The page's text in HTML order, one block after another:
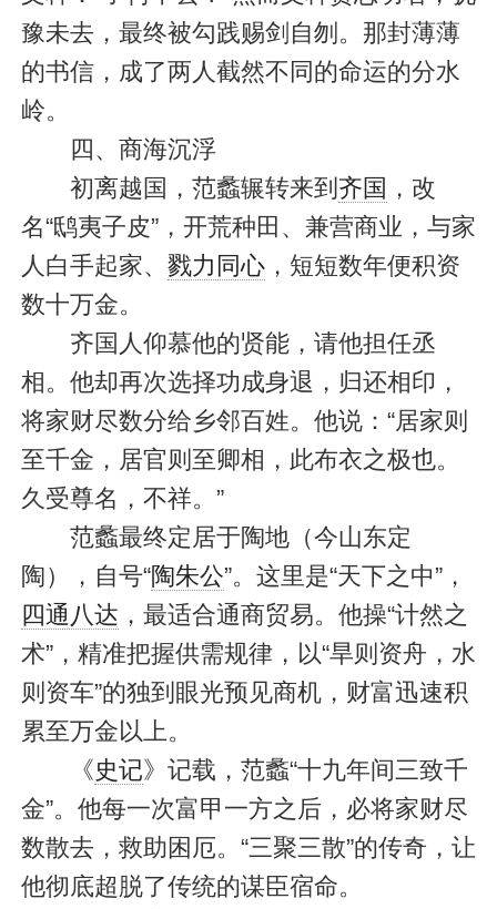
豫未去，最终被勾践赐剑自刎。那封薄薄
的书信，成了两人截然不同的命运的分水
岭。
四、商海沉浮
初离越国，范蠡辗转来到 齐国 ，改
名“鸱夷子皮”，开荒种田、兼营商业，与家
人白手起家、 戮力同心，短短数年便积资
数十万金。
齐国人仰慕他的贤能，请他担任丞
相。他却再次选择功成身退，归还相印，
将家财尽数分给乡邻百姓。他说：“居家则
至千金，居官则至卿相，此布衣之极也。
久受尊名，不祥。”
范蠡最终定居于陶地（今山东定
陶），自号“陶朱公”。这里是“天下之中”，
四通八达 ，最适合通商贸易。他操“计然之
术”，精准把握供需规律，以“旱则资舟，水
则资车”的独到眼光预见商机，财富迅速积
累至万金以上。
《史记》记载，范蠡“十九年间三致千
金”。他每一次富甲一方之后，必将家财尽
数散去，救助困厄。“三聚三散”的传奇，让
他彻底超脱了传统的谋臣宿命。